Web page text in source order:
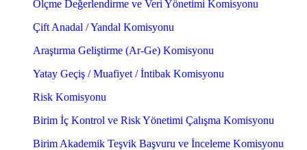
Ölçme Değerlendirme ve Veri Yönetimi Komisyonu
Çift Anadal / Yandal Komisyonu
Araştırma Geliştirme (Ar-Ge) Komisyonu
Yatay Geçiş / Muafiyet / İntibak Komisyonu
Risk Komisyonu
Birim İç Kontrol ve Risk Yönetimi Çalışma Komisyonu
Birim Akademik Teşvik Başvuru ve İnceleme Komisyonu